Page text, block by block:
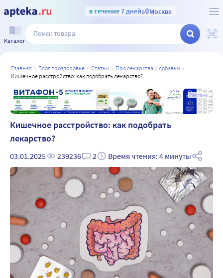
в течение 7 днейв Москве
Каталог
главная блог проздоровье статьи
про лекарства и добавки
кишечное расстройство: как подобрать лекарство?
Реклама
Кишечное расстройство: как подобрать
лекарство?
03.01.2025 239236 2 Время чтения: 4 минуты